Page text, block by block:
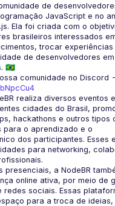
de
JavaScript e no
Ela foi criada com o
brasileiros interessados
trocar experiências
de desenvolvedores
comunidade no Discord
realiza diversos eventos e
cidades do Brasil,
hackathons e outros tipos
para o aprendizado e o
dos participantes. Esses
para networking,
presenciais, a NodeBR
online ativa, por meio de
redes sociais. Essas
para a troca de ideias,